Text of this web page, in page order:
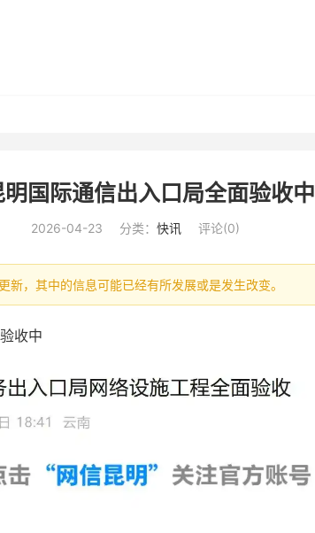
明国际通信出入口局全面验收中
2026-04-23 分类： 快讯 评论(0)
，其中的信息可能已经有所发展或是发生改变。
收中